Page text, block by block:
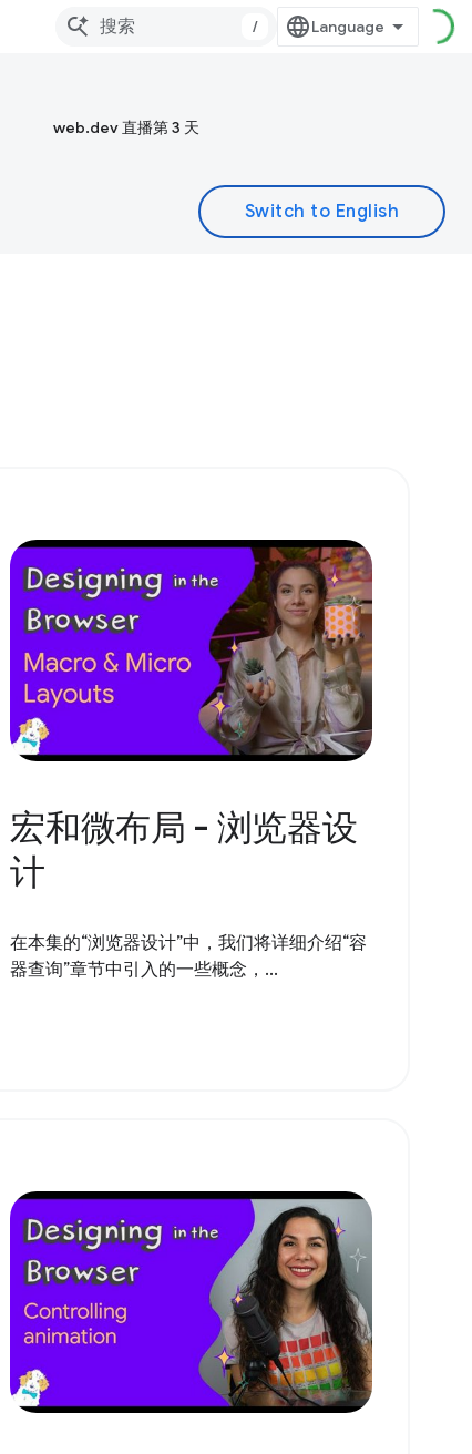
/
web.dev 直播第 3 天
宏和微布局 - 浏览器设
计
在本集的“浏览器设计”中，我们将详细介绍“容
器查询”章节中引入的一些概念，...